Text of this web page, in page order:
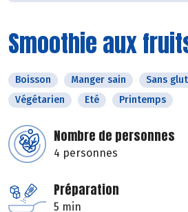
Smoothie aux
Boisson Manger sain Sans
Végétarien
Eté Printemps
Nombre de personnes
4 personnes
Préparation
5 min